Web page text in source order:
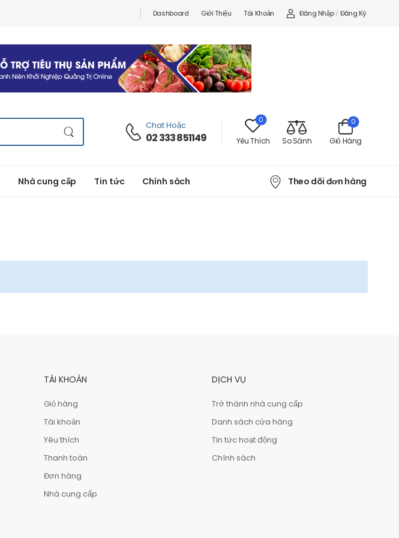
Dashboard Giới Thiệu Tài Khoản Đăng Nhập / Đăng Ký
Chat Hoặc :
02 333 851149
0
Yêu Thích So Sánh Giỏ Hàng
0
Nhà cung cấp Tin tức Chính sách Theo dõi đơn hàng
TÀI KHOẢN
Giỏ hàng
Tài khoản
Yêu thích
Thanh toán
Đơn hàng
Nhà cung cấp
DỊCH VỤ
Trở thành nhà cung cấp
Danh sách cửa hàng
Tin tức hoạt động
Chính sách